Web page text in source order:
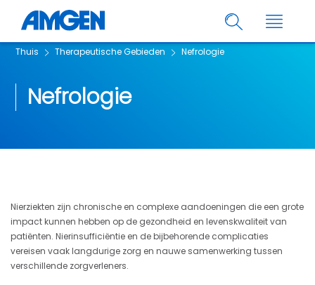
Thuis Therapeutische Gebieden Nefrologie
Nefrologie
Nierziekten zijn chronische en complexe aandoeningen die een grote
impact kunnen hebben op de gezondheid en levenskwaliteit van
patiënten. Nierinsufficiëntie en de bijbehorende complicaties
vereisen vaak langdurige zorg en nauwe samenwerking tussen
verschillende zorgverleners.